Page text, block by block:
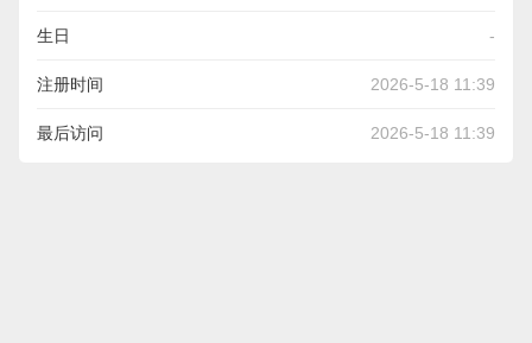
生日 -
注册时间 2026-5-18 11:39
最后访问 2026-5-18 11:39